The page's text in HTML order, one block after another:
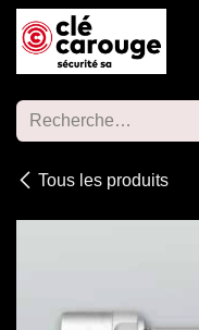
Se rendre au contenu
Tous les produits